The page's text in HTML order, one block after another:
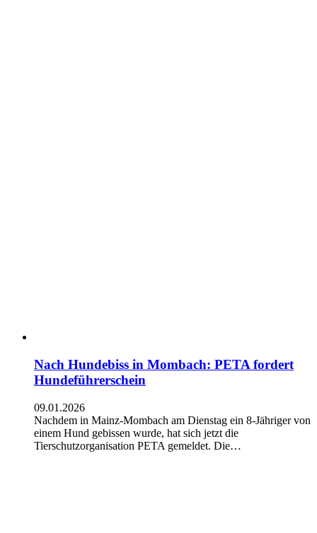
Nach Hundebiss in Mombach: PETA fordert
Hundeführerschein
09.01.2026
Nachdem in Mainz-Mombach am Dienstag ein 8-Jähriger von
einem Hund gebissen wurde, hat sich jetzt die
Tierschutzorganisation PETA gemeldet. Die…